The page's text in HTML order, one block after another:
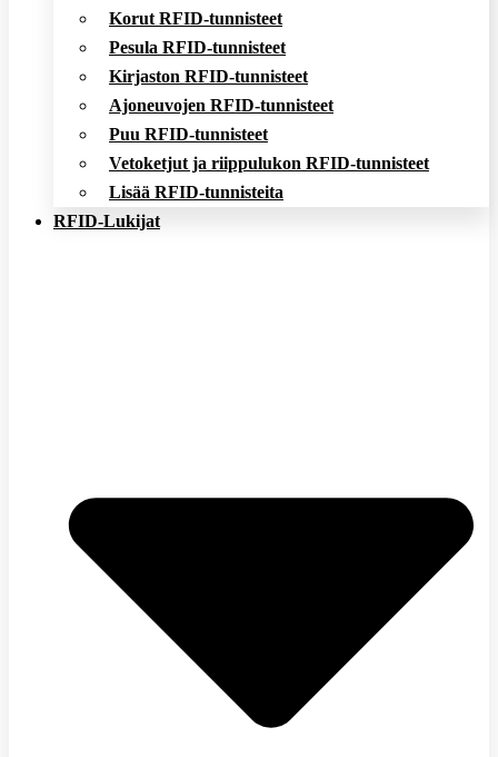
Korut RFID-tunnisteet
Pesula RFID-tunnisteet
Kirjaston RFID-tunnisteet
Ajoneuvojen RFID-tunnisteet
Puu RFID-tunnisteet
Vetoketjut ja riippulukon RFID-tunnisteet
Lisää RFID-tunnisteita
RFID-Lukijat